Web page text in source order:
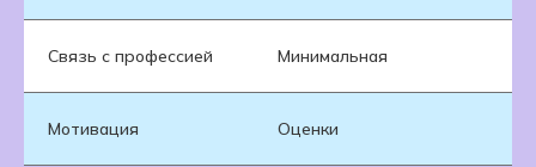
Связь с профессией Минимальная
Мотивация Оценки